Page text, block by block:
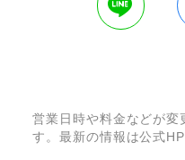
営業日時や料金などが変
す。最新の情報は公式